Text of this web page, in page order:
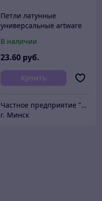
Петли латунные
универсальные artware
В наличии
23.60 руб.
Купить
Частное предприятие "Сибалок"
г. Минск